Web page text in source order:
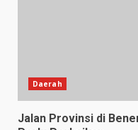
Daerah
Jalan Provinsi di